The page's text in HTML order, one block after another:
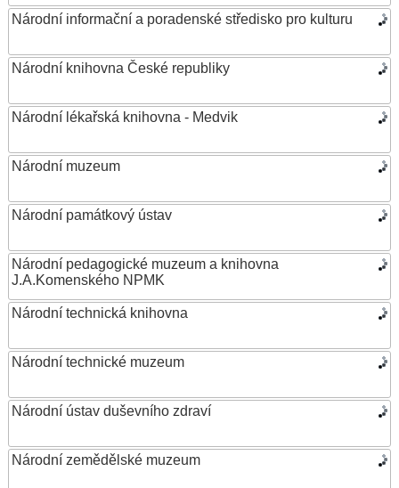
Národní informační a poradenské středisko pro kulturu
Národní knihovna České republiky
Národní lékařská knihovna - Medvik
Národní muzeum
Národní památkový ústav
Národní pedagogické muzeum a knihovna
J.A.Komenského NPMK
Národní technická knihovna
Národní technické muzeum
Národní ústav duševního zdraví
Národní zemědělské muzeum